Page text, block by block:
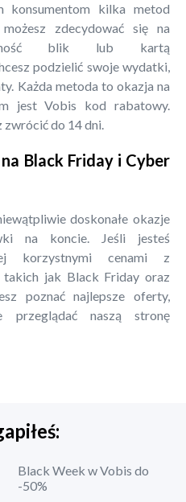
konsumentom kilka metod
zdecydować się na
blik lub kartą
podzielić swoje wydatki,
Każda metoda to okazja na
jest Vobis kod rabatowy.
do 14 dni.
Black Friday i Cyber
doskonałe okazje
na koncie. Jeśli jesteś
korzystnymi cenami z
takich jak Black Friday oraz
poznać najlepsze oferty,
przeglądać naszą stronę
Black Week w Vobis do
-50%